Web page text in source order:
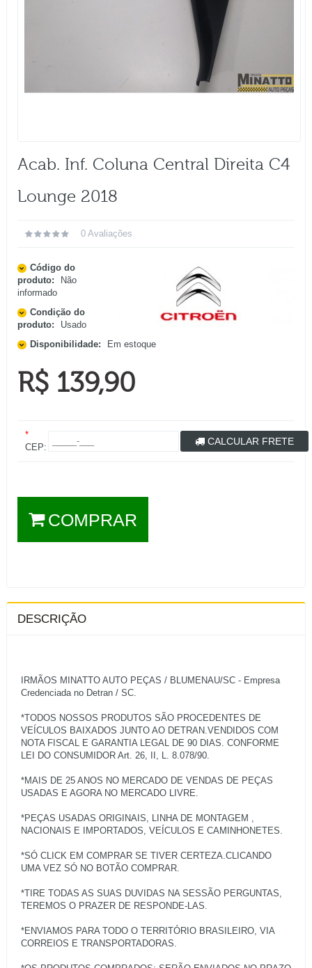
Acab. Inf. Coluna Central Direita C4
Lounge 2018
0 Avaliações
Código do
produto:
Não
informado
Condição do
produto:
Usado
Disponibilidade:
Em estoque
R$ 139,90
*
CEP:
CALCULAR FRETE
COMPRAR
DESCRIÇÃO
IRMÃOS MINATTO AUTO PEÇAS / BLUMENAU/SC - Empresa
Credenciada no Detran / SC.
*TODOS NOSSOS PRODUTOS SÃO PROCEDENTES DE
VEÍCULOS BAIXADOS JUNTO AO DETRAN.VENDIDOS COM
NOTA FISCAL E GARANTIA LEGAL DE 90 DIAS. CONFORME
LEI DO CONSUMIDOR Art. 26, II, L. 8.078/90.
*MAIS DE 25 ANOS NO MERCADO DE VENDAS DE PEÇAS
USADAS E AGORA NO MERCADO LIVRE.
*PEÇAS USADAS ORIGINAIS, LINHA DE MONTAGEM ,
NACIONAIS E IMPORTADOS, VEÍCULOS E CAMINHONETES.
*SÓ CLICK EM COMPRAR SE TIVER CERTEZA.CLICANDO
UMA VEZ SÓ NO BOTÃO COMPRAR.
*TIRE TODAS AS SUAS DUVIDAS NA SESSÃO PERGUNTAS,
TEREMOS O PRAZER DE RESPONDE-LAS.
*ENVIAMOS PARA TODO O TERRITÓRIO BRASILEIRO, VIA
CORREIOS E TRANSPORTADORAS.